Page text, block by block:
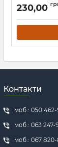
230,00
Контакти
моб.: 050
моб.: 063 247-
моб.: 067